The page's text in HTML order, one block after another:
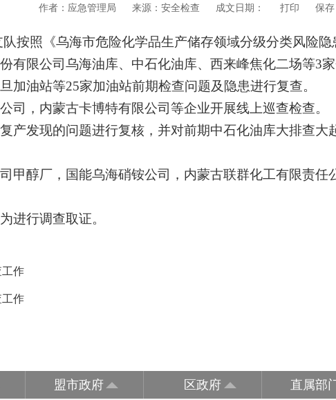
作者：应急管理局 来源：安全检查 成文日期： 打印 保存
按照《乌海市危险化学品生产储存领域分级分类风险
有限公司乌海油库、中石化油库、西来峰焦化二场等3家
加油站等25家加油站前期检查问题及隐患进行复查。
司，内蒙古卡博特有限公司等企业开展线上巡查检查。
产发现的问题进行复核，并对前期中石化油库大排查
甲醇厂，国能乌海硝铵公司，内蒙古联群化工有限责
进行调查取证。
作
作
盟市政府 区政府 直属部